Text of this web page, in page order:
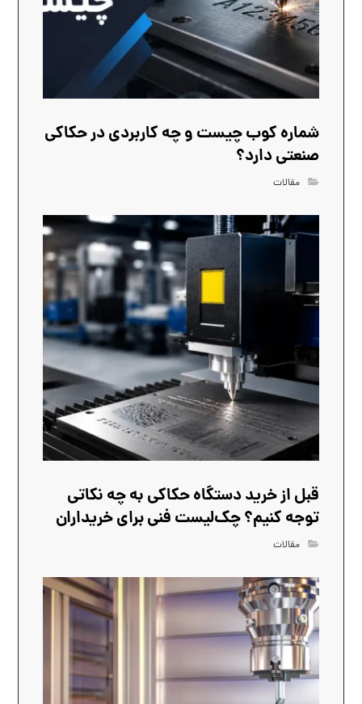
شماره کوب چیست و چه کاربردی در حکاکی
صنعتی دارد؟
مقالات
قبل از خرید دستگاه حکاکی به چه نکاتی
توجه کنیم؟ چک‌لیست فنی برای خریداران
مقالات